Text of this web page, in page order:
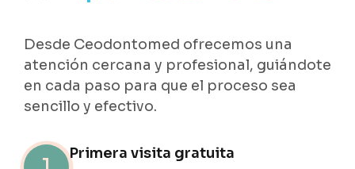
Desde Ceodontomed ofrecemos una
atención cercana y profesional, guiándote
en cada paso para que el proceso sea
sencillo y efectivo.
Primera visita gratuita